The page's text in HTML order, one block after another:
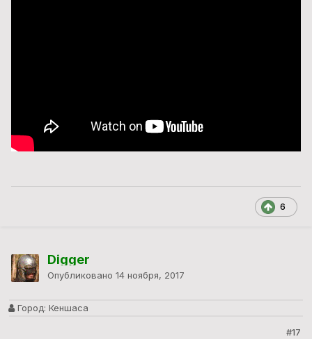
6
Digger
Опубликовано 14 ноября, 2017
Город: Кеншаса
#17